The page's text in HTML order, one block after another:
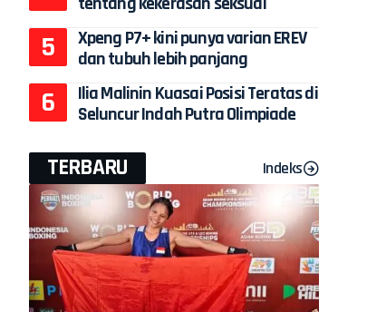
Xpeng P7+ kini punya varian EREV
dan tubuh lebih panjang
Ilia Malinin Kuasai Posisi Teratas di
Seluncur Indah Putra Olimpiade
TERBARU Indeks